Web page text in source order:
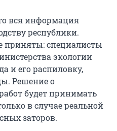
вся информация
республики.
специалисты
экологии
и его распиловку,
Решение о
будет принимать
в случае реальной
заторов.